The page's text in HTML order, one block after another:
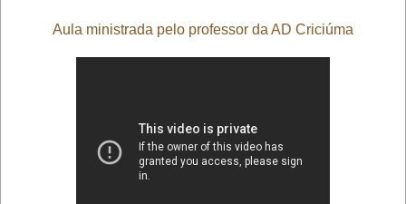
Aula ministrada pelo professor da AD Criciúma